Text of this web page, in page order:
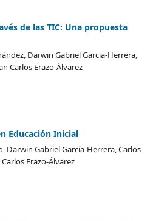
de las TIC: Una propuesta
Darwin Gabriel Garcia-Herrera,
Carlos Erazo-Álvarez
Educación Inicial
Darwin Gabriel García-Herrera, Carlos
Erazo-Álvarez